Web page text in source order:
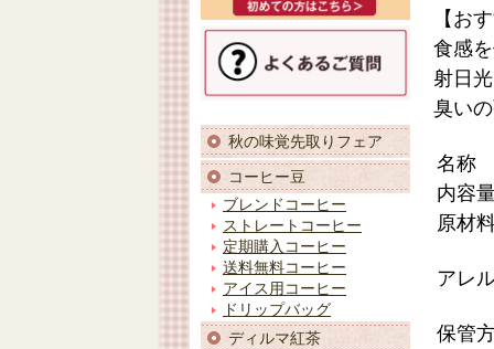
秋の味覚先取りフェア
コーヒー豆
ブレンドコーヒー
ストレートコーヒー
定期購入コーヒー
送料無料コーヒー
アイス用コーヒー
ドリップバッグ
ディルマ紅茶
【お
食感
射日
臭い
名称
内容
原材
アレ
保管